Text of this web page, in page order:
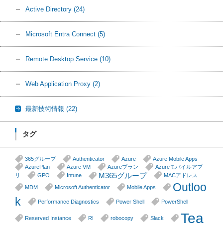
Active Directory (24)
Microsoft Entra Connect (5)
Remote Desktop Service (10)
Web Application Proxy (2)
最新技術情報 (22)
タグ
365グループ Authenticator Azure
Azure Mobile Apps
AzurePlan
Azure VM Azureプラン
Azureモバイルアプ
リ
GPO Intune M365グループ
MACアドレス
MDM
Microsoft Authenticator Mobile Apps
Outloo
k
Performance Diagnostics Power Shell PowerShell
Reserved Instance RI robocopy Slack
Tea